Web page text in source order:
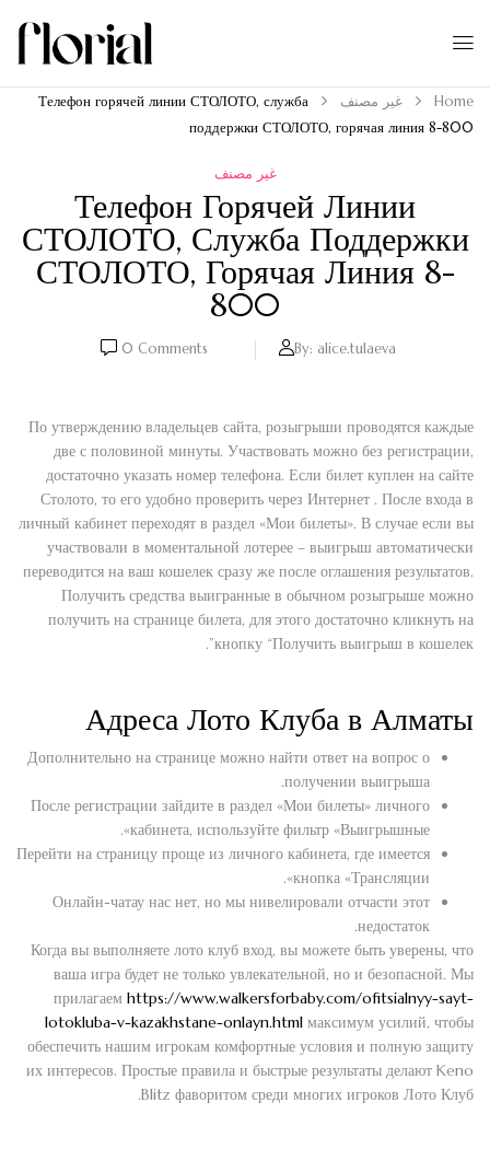
Home غير مصنف
Телефон горячей линии СТОЛОТО, служба
поддержки СТОЛОТО, горячая линия 8-800
غير مصنف
Телефон Горячей Линии
СТОЛОТО, Служба Поддержки
СТОЛОТО, Горячая Линия 8-
800
By: alice.tulaeva
0 Comments
По утверждению владельцев сайта, розыгрыши проводятся каждые
две с половиной минуты. Участвовать можно без регистрации,
достаточно указать номер телефона. Если билет куплен на сайте
Столото, то его удобно проверить через Интернет . После входа в
личный кабинет переходят в раздел «Мои билеты». В случае если вы
участвовали в моментальной лотерее – выигрыш автоматически
переводится на ваш кошелек сразу же после оглашения результатов.
Получить средства выигранные в обычном розыгрыше можно
получить на странице билета, для этого достаточно кликнуть на
кнопку “Получить выигрыш в кошелек”.
Адреса Лото Клуба в Алматы
Дополнительно на странице можно найти ответ на вопрос о
получении выигрыша.
После регистрации зайдите в раздел «Мои билеты» личного
кабинета, используйте фильтр «Выигрышные».
Перейти на страницу проще из личного кабинета, где имеется
кнопка «Трансляции».
Онлайн-чатау нас нет, но мы нивелировали отчасти этот
недостаток.
Когда вы выполняете лото клуб вход, вы можете быть уверены, что
ваша игра будет не только увлекательной, но и безопасной. Мы
прилагаем https://www.walkersforbaby.com/ofitsialnyy-sayt-
lotokluba-v-kazakhstane-onlayn.html максимум усилий, чтобы
обеспечить нашим игрокам комфортные условия и полную защиту
их интересов. Простые правила и быстрые результаты делают Keno
Blitz фаворитом среди многих игроков Лото Клуб.